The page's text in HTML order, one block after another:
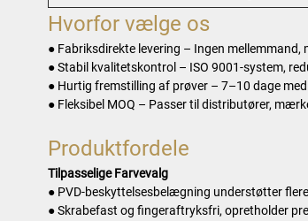
Hvorfor vælge os
● Fabriksdirekte levering – Ingen mellemmand,
● Stabil kvalitetskontrol – ISO 9001-system,
● Hurtig fremstilling af prøver – 7–10 dage
● Fleksibel MOQ – Passer til distributører,
Produktfordele
Tilpasselige Farvevalg
● PVD-beskyttelsesbelægning understøtter
● Skrabefast og fingeraftryksfri, opretholder